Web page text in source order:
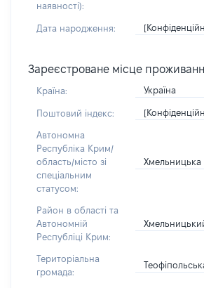
наявності):
Дата народження:
Зареєстроване місце
Країна: Україна
Поштовий індекс:
Автономна
Республіка Крим/
область/місто зі
спеціальним
статусом:
Хмельницька
Район в області та
Автономній
Республіці Крим:
Територіальна
громада: